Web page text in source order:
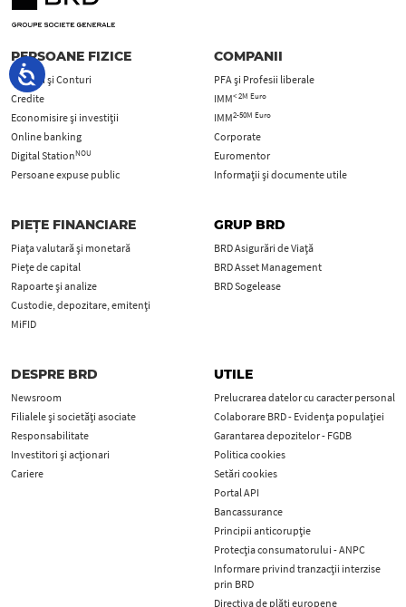
PERSOANE FIZICE
Carduri şi Conturi
Credite
Economisire și investiții
Online banking
Digital StationNOU
Persoane expuse public
COMPANII
PFA şi Profesii liberale
IMM< 2M Euro
IMM2-50M Euro
Corporate
Euromentor
Informații și documente utile
PIEȚE FINANCIARE
Piața valutară și monetară
Piețe de capital
Rapoarte și analize
Custodie, depozitare, emitenți
MiFID
GRUP BRD
BRD Asigurări de Viață
BRD Asset Management
BRD Sogelease
DESPRE BRD
Newsroom
Filialele și societăți asociate
Responsabilitate
Investitori și acționari
Cariere
UTILE
Prelucrarea datelor cu caracter personal
Colaborare BRD - Evidența populației
Garantarea depozitelor - FGDB
Politica cookies
Setări cookies
Portal API
Bancassurance
Principii anticorupţie
Protecţia consumatorului - ANPC
Informare privind tranzacții interzise
prin BRD
Directiva de plăți europene